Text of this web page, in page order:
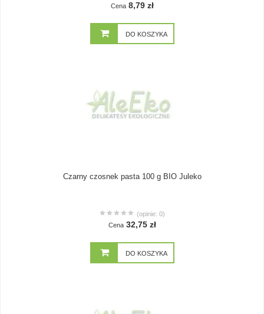
Cena 8,79 zł
DO KOSZYKA
Czarny czosnek pasta 100 g BIO Juleko
(opinie: 0)
Cena 32,75 zł
DO KOSZYKA